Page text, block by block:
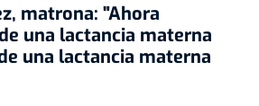
matrona: "Ahora
una lactancia materna
una lactancia materna